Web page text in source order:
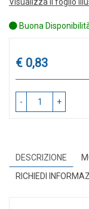
Buona
Prezzo
€ 0,83
- +
DESCRIZIONE
RICHIEDI